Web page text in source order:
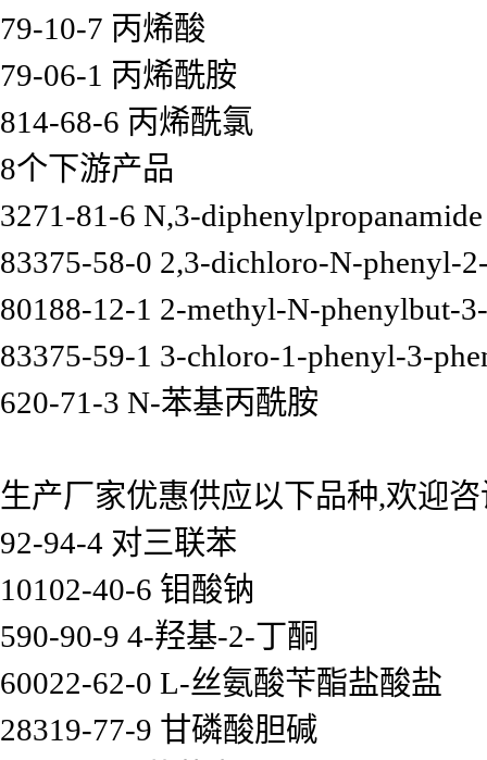
79-10-7 丙烯酸
79-06-1 丙烯酰胺
814-68-6 丙烯酰氯
8个下游产品
3271-81-6 N,3-diphenylpropanamide
83375-58-0 2,3-dichloro-N-phenyl-
80188-12-1 2-methyl-N-phenylbut-
83375-59-1 3-chloro-1-phenyl-3-
620-71-3 N-苯基丙酰胺
生产厂家优惠供应以下品种,欢迎
92-94-4 对三联苯
10102-40-6 钼酸钠
590-90-9 4-羟基-2-丁酮
60022-62-0 L-丝氨酸苄酯盐酸盐
28319-77-9 甘磷酸胆碱